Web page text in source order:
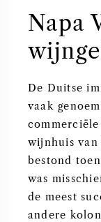
Napa
De Duitse
vaak
wijnhuis van
bestond
was
de meest
andere